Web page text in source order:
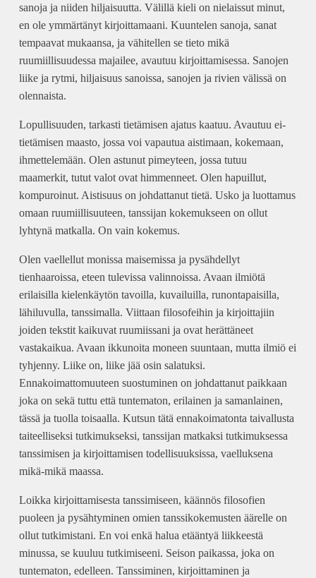
sanoja ja niiden hiljaisuutta. Välillä kieli on nielaissut minut,
en ole ymmärtänyt kirjoittamaani. Kuuntelen sanoja, sanat
tempaavat mukaansa, ja vähitellen se tieto mikä
ruumiillisuudessa majailee, avautuu kirjoittamisessa. Sanojen
liike ja rytmi, hiljaisuus sanoissa, sanojen ja rivien välissä on
olennaista.
Lopullisuuden, tarkasti tietämisen ajatus kaatuu. Avautuu ei-
tietämisen maasto, jossa voi vapautua aistimaan, kokemaan,
ihmettelemään. Olen astunut pimeyteen, jossa tutuu
maamerkit, tutut valot ovat himmenneet. Olen hapuillut,
kompuroinut. Aistisuus on johdattanut tietä. Usko ja luottamus
omaan ruumiillisuuteen, tanssijan kokemukseen on ollut
lyhtynä matkalla. On vain kokemus.
Olen vaellellut monissa maisemissa ja pysähdellyt
tienhaaroissa, eteen tulevissa valinnoissa. Avaan ilmiötä
erilaisilla kielenkäytön tavoilla, kuvailuilla, runontapaisilla,
lähiluvulla, tanssimalla. Viittaan filosofeihin ja kirjoittajiin
joiden tekstit kaikuvat ruumiissani ja ovat herättäneet
vastakaikua. Avaan ikkunoita moneen suuntaan, mutta ilmiö ei
tyhjenny. Liike on, liike jää osin salatuksi.
Ennakoimattomuuteen suostuminen on johdattanut paikkaan
joka on sekä tuttu että tuntematon, erilainen ja samanlainen,
tässä ja tuolla toisaalla. Kutsun tätä ennakoimatonta taivallusta
taiteelliseksi tutkimukseksi, tanssijan matkaksi tutkimuksessa
tanssimisen ja kirjoittamisen todellisuuksissa, vaelluksena
mikä-mikä maassa.
Loikka kirjoittamisesta tanssimiseen, käännös filosofien
puoleen ja pysähtyminen omien tanssikokemusten äärelle on
ollut tutkimistani. En voi enkä halua etääntyä liikkeestä
minussa, se kuuluu tutkimiseeni. Seison paikassa, joka on
tuntematon, edelleen. Tanssiminen, kirjoittaminen ja